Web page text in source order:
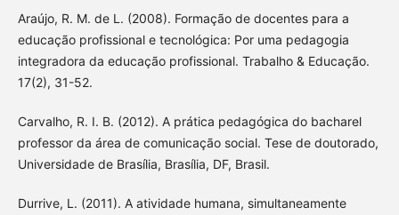
Araújo, R. M. de L. (2008). Formação de docentes para a
educação profissional e tecnológica: Por uma pedagogia
integradora da educação profissional. Trabalho & Educação.
17(2), 31-52.
Carvalho, R. I. B. (2012). A prática pedagógica do bacharel
professor da área de comunicação social. Tese de doutorado,
Universidade de Brasília, Brasília, DF, Brasil.
Durrive, L. (2011). A atividade humana, simultaneamente